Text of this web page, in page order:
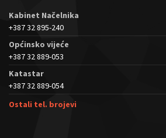
Kabinet Načelnika
+387 32 895-240
Općinsko vijeće
+387 32 889-053
Katastar
+387 32 889-054
Ostali tel. brojevi